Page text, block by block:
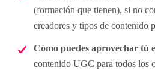
(formación que tienen), si no
creadores y tipos de contenido
Cómo puedes aprovechar tú
contenido UGC para todos los